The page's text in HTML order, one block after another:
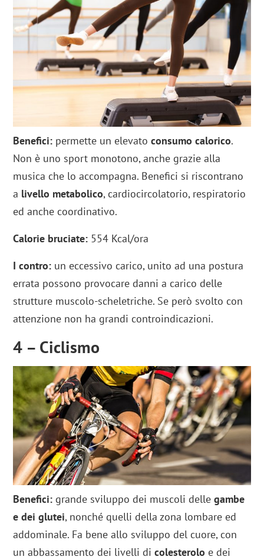
Benefici: permette un elevatoconsumo calorico.
Non è uno sport monotono, anche grazie alla
musica che lo accompagna. Benefici si riscontrano
a livello metabolico, cardiocircolatorio, respiratorio
ed anche coordinativo.
Calorie bruciate: 554 Kcal/ora
I contro: un eccessivo carico, unito ad una postura
errata possono provocare danni a carico delle
strutture muscolo-scheletriche. Se però svolto con
attenzione non ha grandi controindicazioni.
4 – Ciclismo
Benefici: grande sviluppo dei muscoli dellegambe
e dei glutei, nonché quelli della zona lombare ed
addominale. Fa bene allo sviluppo del cuore, con
un abbassamento dei livelli dicolesterolo e dei